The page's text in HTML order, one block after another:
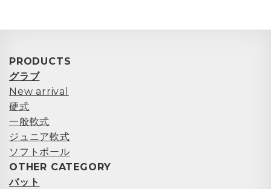
PRODUCTS
グラブ
New arrival
硬式
一般軟式
ジュニア軟式
ソフトボール
OTHER CATEGORY
バット